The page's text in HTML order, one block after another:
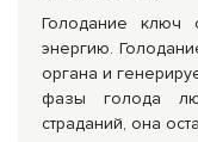
Голодание ключ
энергию.
органа и
фазы голода
страданий, она